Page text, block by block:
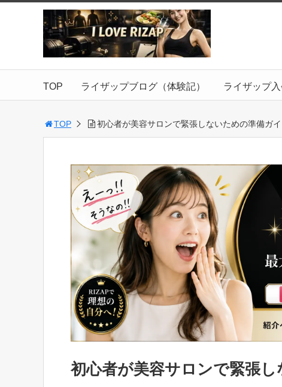
TOP ライザップブログ（体験記） ライザップ
TOP 初心者が美容サロンで緊張しないための準備ガイ
初心者が美容サロンで緊張